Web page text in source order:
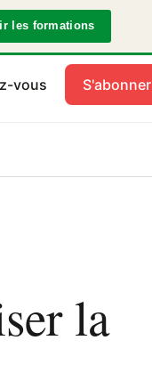
les formations
vous S'abonner
la